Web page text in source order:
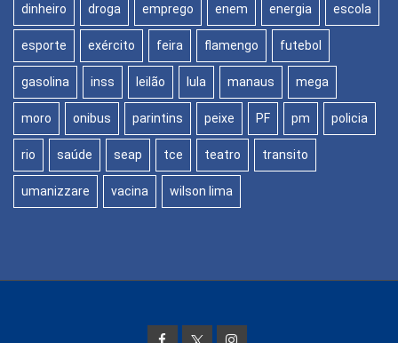
dinheiro droga emprego enem energia escola
esporte exército feira flamengo futebol
gasolina inss leilão lula manaus mega
moro onibus parintins peixe PF pm policia
rio saúde seap tce teatro transito
umanizzare vacina wilson lima